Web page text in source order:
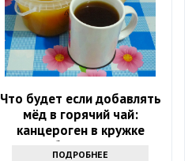
Что будет если добавлять
мёд в горячий чай:
канцероген в кружке
обеспечен?
ПОДРОБНЕЕ